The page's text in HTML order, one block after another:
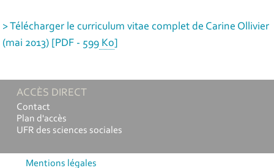
> Télécharger le curriculum vitae complet de Carine Ollivier
(mai 2013) [PDF - 599 Ko]
ACCÈS DIRECT
Contact
Plan d'accès
UFR des sciences sociales
Mentions légales